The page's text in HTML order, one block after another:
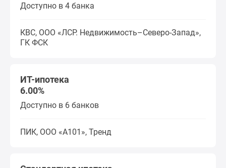
Доступно в 4 банка
КВС, ООО «ЛСР. Недвижимость–Северо-Запад»,
ГК ФСК
ИТ-ипотека
6.00%
Доступно в 6 банков
ПИК, ООО «А101», Тренд